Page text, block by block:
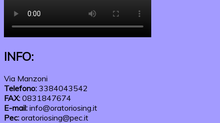
INFO:
Via Manzoni
Telefono: 3384043542
FAX: 0831847674
E-mail: info@oratoriosing.it
Pec: oratoriosing@pec.it